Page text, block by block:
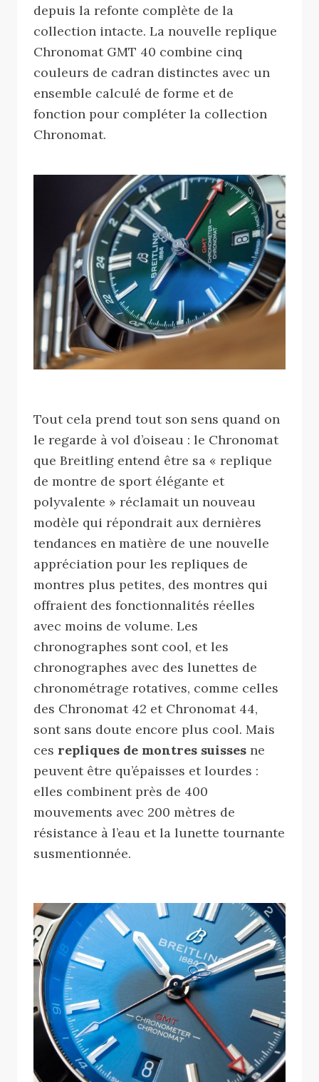
depuis la refonte complète de la
collection intacte. La nouvelle replique
Chronomat GMT 40 combine cinq
couleurs de cadran distinctes avec un
ensemble calculé de forme et de
fonction pour compléter la collection
Chronomat.
Tout cela prend tout son sens quand on
le regarde à vol d’oiseau : le Chronomat
que Breitling entend être sa « replique
de montre de sport élégante et
polyvalente » réclamait un nouveau
modèle qui répondrait aux dernières
tendances en matière de une nouvelle
appréciation pour les repliques de
montres plus petites, des montres qui
offraient des fonctionnalités réelles
avec moins de volume. Les
chronographes sont cool, et les
chronographes avec des lunettes de
chronométrage rotatives, comme celles
des Chronomat 42 et Chronomat 44,
sont sans doute encore plus cool. Mais
ces repliques de montres suisses ne
peuvent être qu’épaisses et lourdes :
elles combinent près de 400
mouvements avec 200 mètres de
résistance à l’eau et la lunette tournante
susmentionnée.